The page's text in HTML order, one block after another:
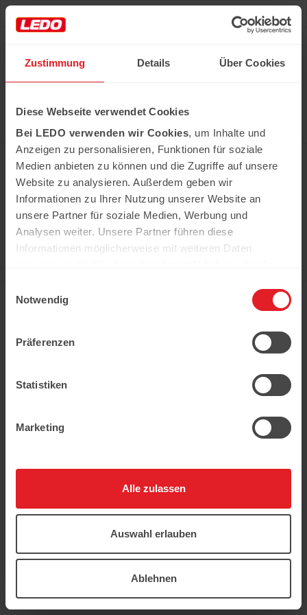
Zustimmung Details Über Cookies
Diese Webseite verwendet Cookies
Bei LEDO verwenden wir Cookies, um Inhalte und
Anzeigen zu personalisieren, Funktionen für soziale
Medien anbieten zu können und die Zugriffe auf unsere
Website zu analysieren. Außerdem geben wir
Informationen zu Ihrer Nutzung unserer Website an
unsere Partner für soziale Medien, Werbung und
Analysen weiter. Unsere Partner führen diese
Informationen möglicherweise mit weiteren Daten
haben.
Notwendig
Präferenzen
Statistiken
Marketing
Alle zulassen
Auswahl erlauben
Ablehnen
Alle notwendigen Produkte können Sie im Netzwerk
unserer Supermärkte Ledo kaufen
Erfahren Sie mehr
In der Kühweid 2a D-76661 Philippsburg-
Huttenheim
ledo.informiert@ledo-markt.de
der gesamte Inhalt sind urheberrechtlich
geschützt.